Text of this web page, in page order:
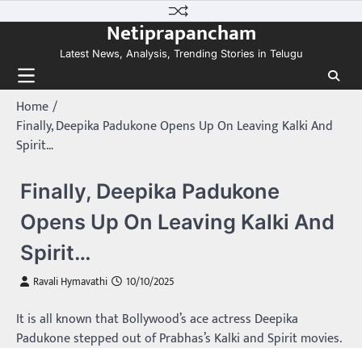
to
Netiprapancham
Latest News, Analysis, Trending Stories in Telugu
Home
Finally, Deepika Padukone Opens Up On Leaving Kalki And
Spirit…
Finally, Deepika Padukone
Opens Up On Leaving Kalki And
Spirit…
Ravali Hymavathi 10/10/2025
It is all known that Bollywood’s ace actress Deepika
Padukone stepped out of Prabhas’s Kalki and Spirit movies.